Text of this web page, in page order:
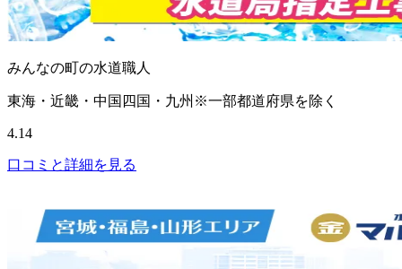
みんなの町の水道職人
東海・近畿・中国四国・九州※一部都道府県を除く
4.14
口コミと詳細を見る